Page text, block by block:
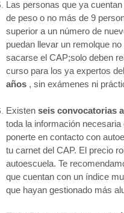
Las personas que ya
de peso o no más de 9
superior a un número de
puedan llevar un remolque
sacarse el CAP;solo deben
curso para los ya expertos
años , sin exámenes ni
Existen seis convocatorias
toda la información
ponerte en contacto con
tu carnet del CAP. El precio
autoescuela. Te
que cuentan con un índice
que hayan gestionado más